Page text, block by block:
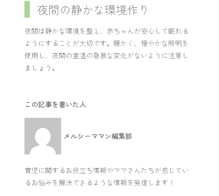
夜間の静かな環境作り
夜間は静かな環境を整え、赤ちゃんが安心して眠れる
ようにすることが大切です。暖かく、穏やかな照明を
使用し、夜間の室温の急激な変化がないように注意し
ましょう。
この記事を書いた人
メルシーママン編集部
育児に関するお役立ち情報やママさんたちが感じてい
るお悩みを解決できるような情報を発信します！